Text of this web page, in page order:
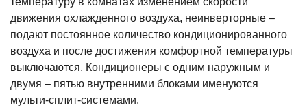
движения охлажденного воздуха, неинверторные –
подают постоянное количество кондиционированного
воздуха и после достижения комфортной температуры
выключаются. Кондиционеры с одним наружным и
двумя – пятью внутренними блоками именуются
мульти-сплит-системами.